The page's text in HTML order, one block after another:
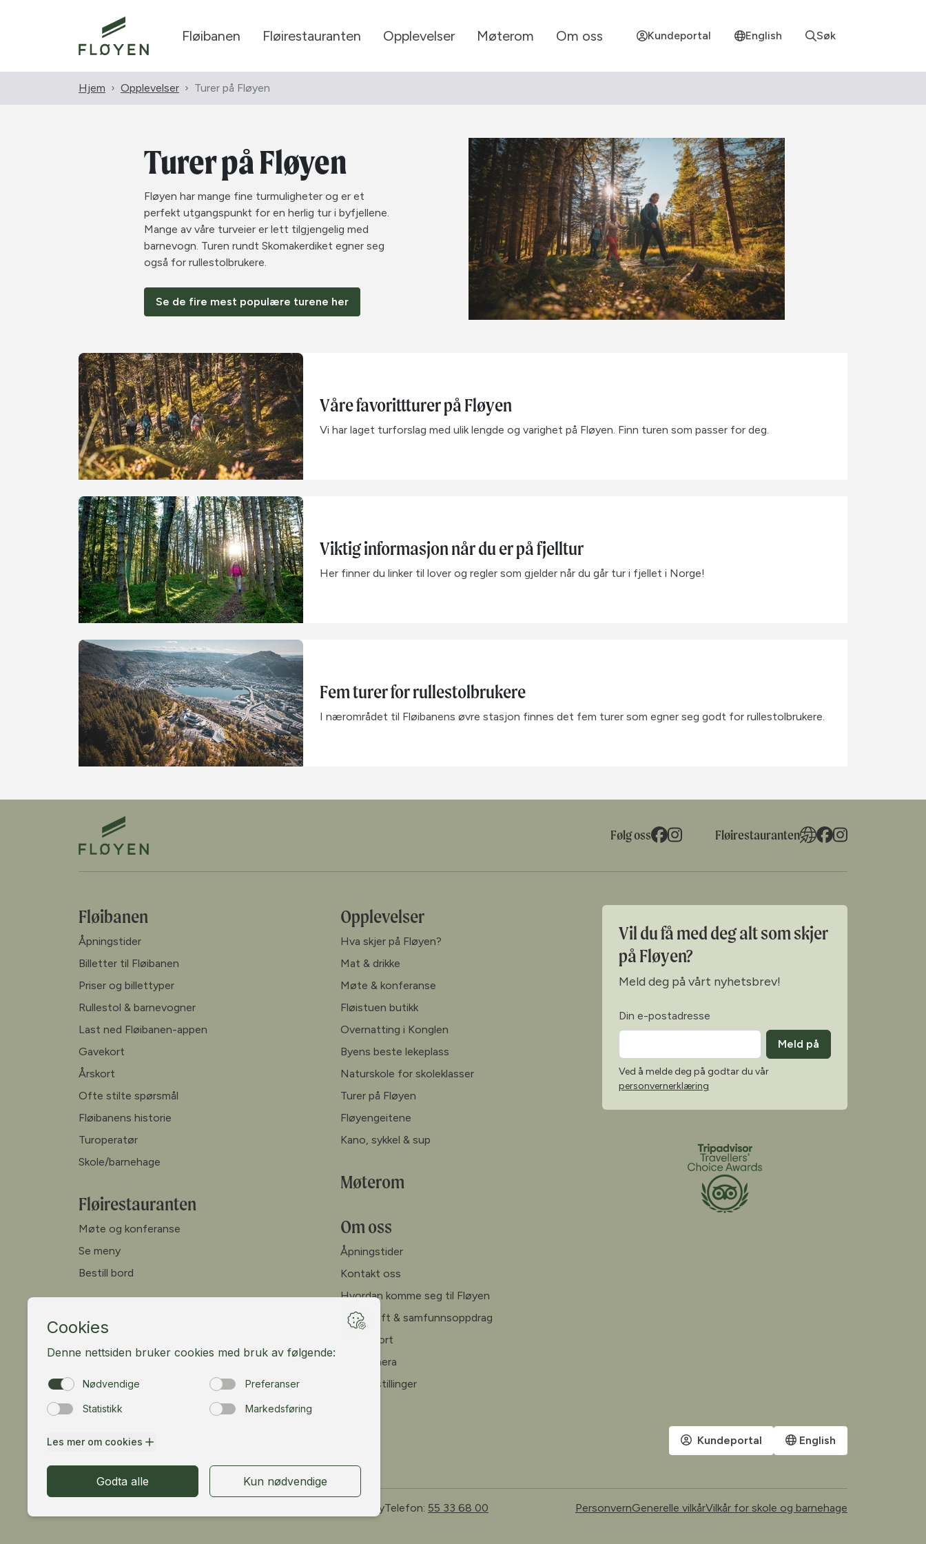
Fløibanen Fløirestauranten Opplevelser Møterom Om oss Kundeportal English Søk
Hjem Opplevelser Turer på Fløyen
Turer på Fløyen
Fløyen har mange fine turmuligheter og er et
perfekt utgangspunkt for en herlig tur i byfjellene.
Mange av våre turveier er lett tilgjengelig med
barnevogn. Turen rundt Skomakerdiket egner seg
også for rullestolbrukere.
Se de fire mest populære turene her
Våre favorittturer på Fløyen
Vi har laget turforslag med ulik lengde og varighet på Fløyen. Finn turen som passer for deg.
Viktig informasjon når du er på fjelltur
Her finner du linker til lover og regler som gjelder når du går tur i fjellet i Norge!
Fem turer for rullestolbrukere
I nærområdet til Fløibanens øvre stasjon finnes det fem turer som egner seg godt for rullestolbrukere.
Følg oss Fløirestauranten
Vil du få med deg alt som skjer
på Fløyen?
Meld deg på vårt nyhetsbrev!
Din e-postadresse
Meld på
Ved å melde deg på godtar du vår
personvernerklæring
Fløibanen
Åpningstider
Billetter til Fløibanen
Priser og billettyper
Rullestol & barnevogner
Last ned Fløibanen-appen
Gavekort
Årskort
Ofte stilte spørsmål
Fløibanens historie
Turoperatør
Skole/barnehage
Fløirestauranten
Møte og konferanse
Se meny
Bestill bord
Opplevelser
Hva skjer på Fløyen?
Mat & drikke
Møte & konferanse
Fløistuen butikk
Overnatting i Konglen
Byens beste lekeplass
Naturskole for skoleklasser
Turer på Fløyen
Fløyengeitene
Kano, sykkel & sup
Møterom
Om oss
Åpningstider
Kontakt oss
Hvordan komme seg til Fløyen
Bærekraft & samfunnsoppdrag
Årsrapport
Webkamera
Ledige stillinger
Kundeportal English
Vetrlidsallmenningen 23A, 5014 Bergen, NorwayTelefon: 55 33 68 00 PersonvernGenerelle vilkårVilkår for skole og barnehage